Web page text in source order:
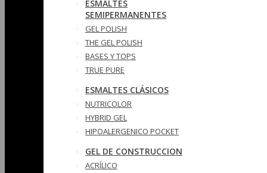
ESMALTES
SEMIPERMANENTES
GEL POLISH
THE GEL POLISH
BASES Y‎ TOPS
TRUE PURE
ESMALTES CLÁSICOS
NUTRICOLOR
HYBRID GEL
HIPOALERGENICO POCKET
GEL DE CONSTRUCCION
ACRÍLICO